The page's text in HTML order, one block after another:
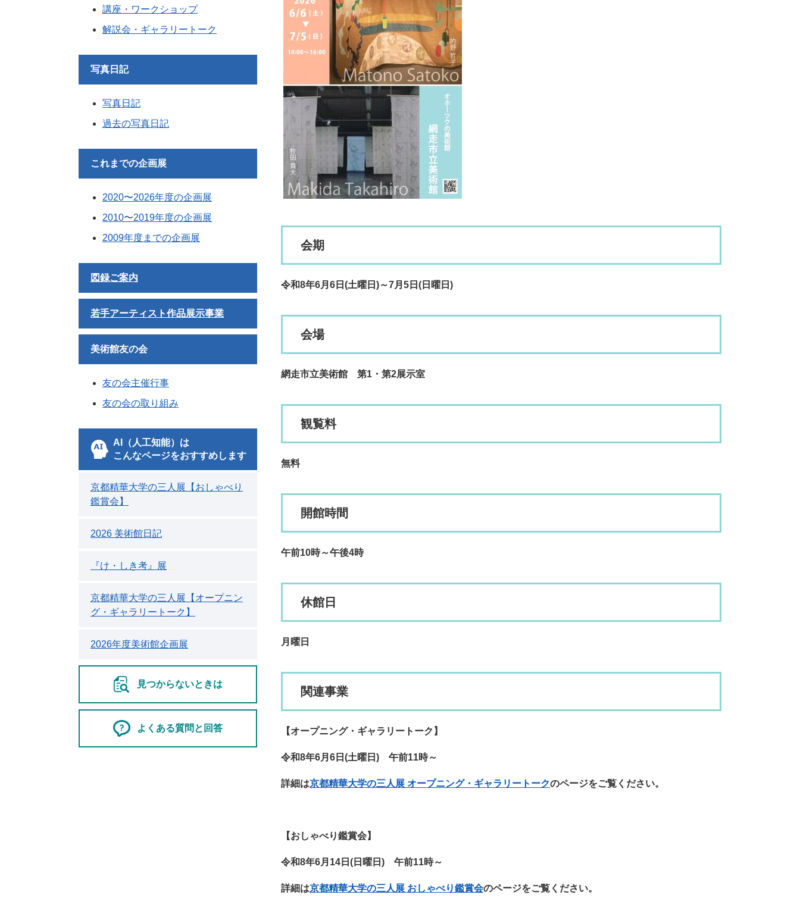
会期
令和8年6月6日(土曜日)～7月5日(日曜日)​
会場
網走市立美術館 第1・第2展示室
観覧料
無料
開館時間
午前10時～午後4時
休館日
月曜日
関連事業
【オープニング・ギャラリートーク】
令和8年6月6日(土曜日) ​​午前11時～
詳細は京都精華大学の三人展 オープニング・ギャラリートークのページをご覧ください。
【おしゃべり鑑賞会】
令和8年6月14日(日曜日) ​​午前11時～
詳細は京都精華大学の三人展 おしゃべり鑑賞会​​​​​のページをご覧ください。
講座・ワークショップ
解説会・ギャラリートーク
写真日記
写真日記
過去の写真日記
これまでの企画展
2020〜2026年度の企画展
2010〜2019年度の企画展
2009年度までの企画展
図録ご案内
若手アーティスト作品展示事業
美術館友の会
友の会主催行事
友の会の取り組み
AI（人工知能）は
こんなページをおすすめします
京都精華大学の三人展【おしゃべり
鑑賞会】
2026 美術館日記
『け・しき考』展
京都精華大学の三人展【オープニン
グ・ギャラリートーク】
2026年度美術館企画展
見つからないときは
よくある質問と回答